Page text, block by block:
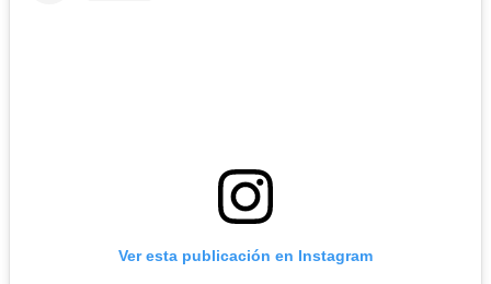
Ver esta publicación en Instagram